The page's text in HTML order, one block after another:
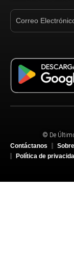
© De
Contáctanos
Política de